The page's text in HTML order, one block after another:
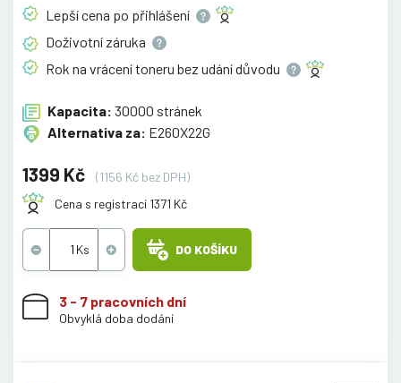
Lepší cena po přihlášení
Doživotní záruka
Rok na vrácení toneru bez udánídůvodu
Kapacita: 30000 stránek
Alternativa za: E260X22G
1399 Kč
(1156 Kč bez DPH)
Cena s registrací 1371 Kč
DO KOŠÍKU
3 - 7 pracovních dní
Obvyklá doba dodání